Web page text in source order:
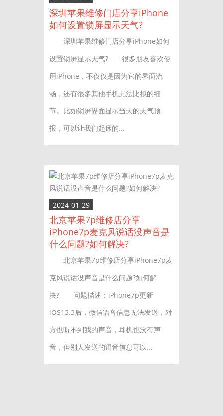
深圳苹果维修门店分享iPhone
如何设置锁屏显示天气?
深圳苹果维修门店分享iPhone如何
设置锁屏显示天气? 很多朋友喜欢使
用iPhone，不仅仅是因为它的界面流
畅，还有很多其他手机无法比拟的细
节。比如锁屏界面显示当天的天气预
报，可以让我们起床的...
2024-01-29
北京苹果7p维修店分享
iPhone7p麦克风说话没声音是
什么问题?如何解决?
北京苹果7p维修店分享iPhone7p麦
克风说话没声音是什么问题?如何解
决? 问题描述：iPhone7p更新
iOS13.3后，微信语音信息无法发送，对
方也听不到我的声音，耳机也没有声
音，但别人发送的语音信息可以...